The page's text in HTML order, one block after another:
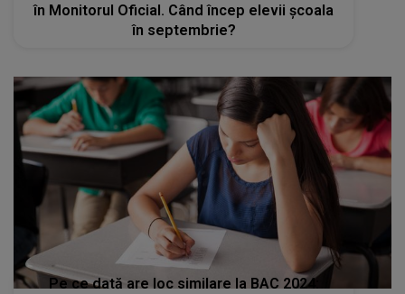
în Monitorul Oficial. Când încep elevii școala
în septembrie?
Pe ce dată are loc similare la BAC 2024: